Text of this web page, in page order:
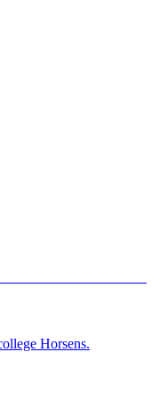
Horsens.